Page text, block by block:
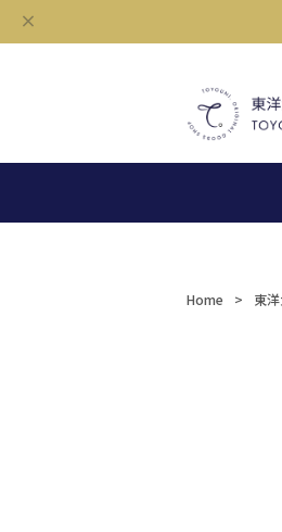
Home 東